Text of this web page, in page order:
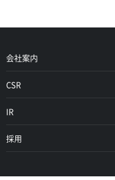
会社案内
CSR
IR
採用